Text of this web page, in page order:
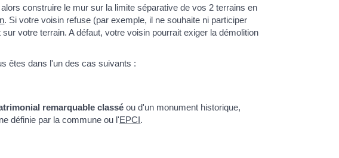
construire le mur sur la limite séparative de vos 2 terrains en
. Si votre voisin refuse (par exemple, il ne souhaite ni participer
votre terrain. A défaut, votre voisin pourrait exiger la démolition
êtes dans l'un des cas suivants :
remarquable classé ou d'un monument historique,
définie par la commune ou l'EPCI.